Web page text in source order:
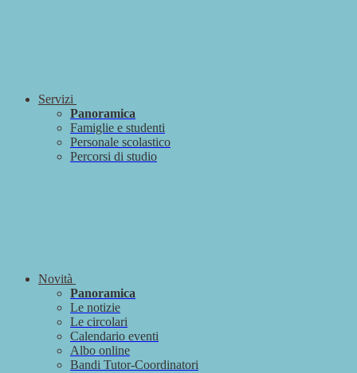
Servizi
Panoramica
Famiglie e studenti
Personale scolastico
Percorsi di studio
Novità
Panoramica
Le notizie
Le circolari
Calendario eventi
Albo online
Bandi Tutor-Coordinatori